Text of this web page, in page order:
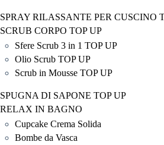
SPRAY RILASSANTE PER CUSCINO
SCRUB CORPO TOP UP
Sfere Scrub 3 in 1 TOP UP
Olio Scrub TOP UP
Scrub in Mousse TOP UP
SPUGNA DI SAPONE TOP UP
RELAX IN BAGNO
Cupcake Crema Solida
Bombe da Vasca